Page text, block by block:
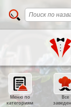
Меню по
категориям
Все